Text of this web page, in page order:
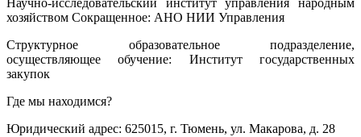
Научно-исследовательский институт управления народным
хозяйством Сокращенное: АНО НИИ Управления
Структурное образовательное подразделение,
осуществляющее обучение: Институт государственных
закупок
Где мы находимся?
Юридический адрес: 625015, г. Тюмень, ул. Макарова, д. 28